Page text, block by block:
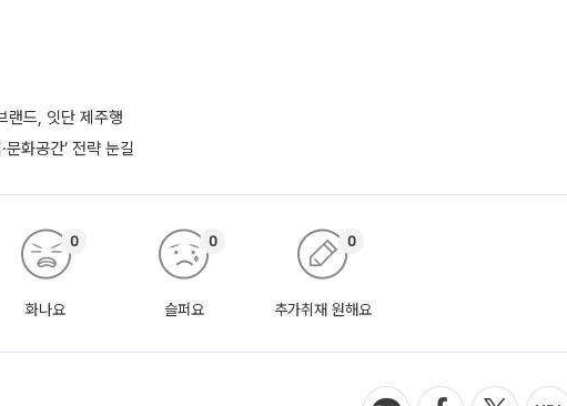
랜드, 잇단 제주행
화공간’ 전략 눈길
화나요
0
슬퍼요
0
추가취재 원해요
0